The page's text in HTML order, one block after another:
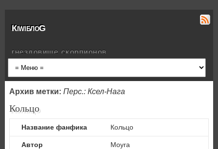
КiwiблоG
гнездовище скорпионов
Архив метки: Перс.: Ксел-Нага
Кольцо
Название фанфика Кольцо
Автор Moyra